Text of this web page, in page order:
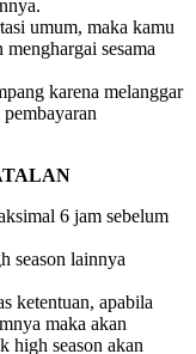
umum, maka kamu
sesama
karena melanggar
6 jam sebelum
season lainnya
ketentuan, apabila
maka akan
high season akan